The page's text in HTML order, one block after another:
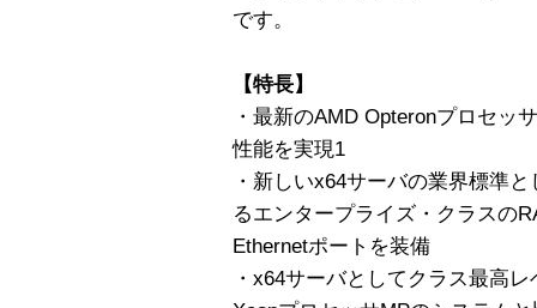
です。
【特長】
・最新のAMD Opteronプロセッ
性能を実現1
・新しいx64サーバの業界標準
るエンタープライズ・クラスの
Ethernetポートを装備
・x64サーバとしてクラス最高